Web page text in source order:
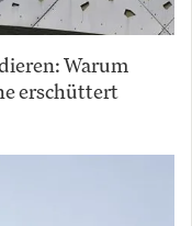
Warum
erschüttert